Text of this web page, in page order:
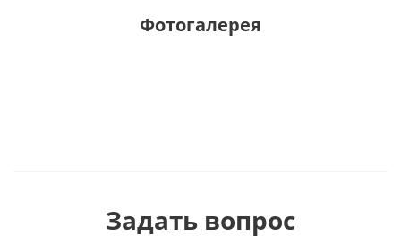
Фотогалерея
Задать вопрос